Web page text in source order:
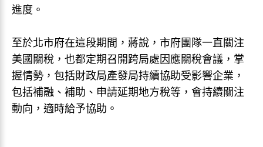
進度。
至於北市府在這段期間，蔣說，市府團隊一直關注
美國關稅，也都定期召開跨局處因應關稅會議，掌
握情勢，包括財政局產發局持續協助受影響企業，
包括補融、補助、申請延期地方稅等，會持續關注
動向，適時給予協助。